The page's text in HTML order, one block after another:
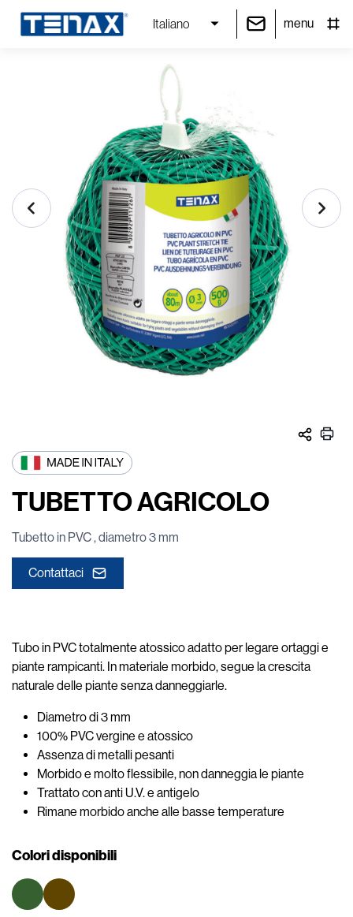
Italiano menu
TUBETTO AGRICOLO
Tubetto in PVC , diametro 3 mm
Contattaci
Tubo in PVC totalmente atossico adatto per legare ortaggi e
piante rampicanti. In materiale morbido, segue la crescita
naturale delle piante senza danneggiarle.
Diametro di 3 mm
100% PVC vergine e atossico
Assenza di metalli pesanti
Morbido e molto flessibile, non danneggia le piante
Trattato con anti U.V. e antigelo
Rimane morbido anche alle basse temperature
Colori disponibili